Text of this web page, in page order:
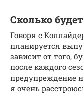
Сколько
Говоря с
планируется
зависит от того,
после каждого
предупреждение
я очень